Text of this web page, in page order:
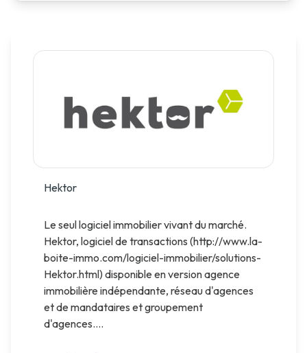
Hektor
Le seul logiciel immobilier vivant du marché.
Hektor, logiciel de transactions (http://www.la-
boite-immo.com/logiciel-immobilier/solutions-
Hektor.html) disponible en version agence
immobilière indépendante, réseau d'agences
et de mandataires et groupement
d'agences....